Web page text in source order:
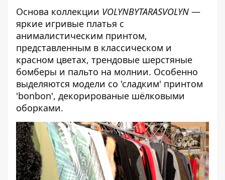
Основа коллекции VOLYNBYTARASVOLYN —
яркие игривые платья с
анималистическим принтом,
представленным в классическом и
красном цветах, трендовые шерстяные
бомберы и пальто на молнии. Особенно
выделяются модели со 'сладким' принтом
'bonbon', декорированые шёлковыми
оборками.